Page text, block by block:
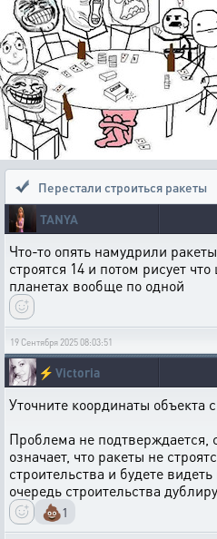
Перестали строиться ракеты
TANYA
Что-то опять намудрили
строятся 14 и потом рисует
планетах вообще по одной
19 Сентября 2025 08:03:51
⚡ Victoria
Уточните координаты объекта
Проблема не подтверждается,
означает, что ракеты не
строительства и будете
очередь строительства
💩1